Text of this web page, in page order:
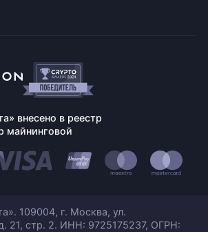
внесено в реестр
майнинговой
109004, г. Москва, ул.
21, стр. 2. ИНН: 9725175237, ОГРН: